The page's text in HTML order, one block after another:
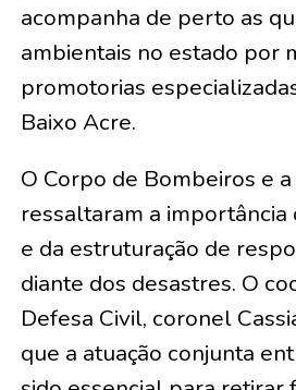
acompanha de perto as
ambientais no estado por
promotorias
Baixo Acre.
O Corpo de Bombeiros e
ressaltaram a
e da estruturação de
diante dos desastres. O
Defesa Civil, coronel
que a atuação conjunta